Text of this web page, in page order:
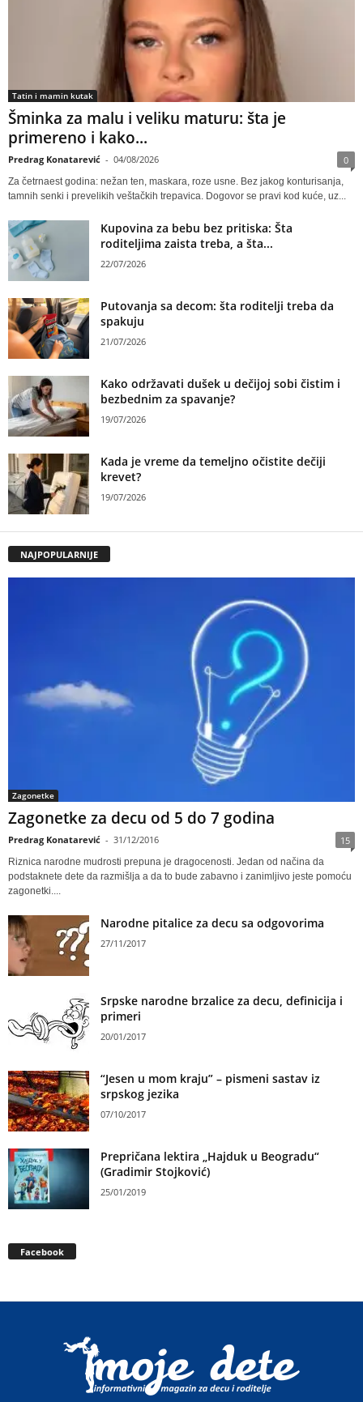
Tatin i mamin kutak
Šminka za malu i veliku maturu: šta je
primereno i kako...
Predrag Konatarević - 04/08/2026 0
Za četrnaest godina: nežan ten, maskara, roze usne. Bez jakog konturisanja,
tamnih senki i prevelikih veštačkih trepavica. Dogovor se pravi kod kuće, uz...
Kupovina za bebu bez pritiska: Šta
roditeljima zaista treba, a šta...
22/07/2026
Putovanja sa decom: šta roditelji treba da
spakuju
21/07/2026
Kako održavati dušek u dečijoj sobi čistim i
bezbednim za spavanje?
19/07/2026
Kada je vreme da temeljno očistite dečiji
krevet?
19/07/2026
NAJPOPULARNIJE
Zagonetke
Zagonetke za decu od 5 do 7 godina
Predrag Konatarević - 31/12/2016 15
Riznica narodne mudrosti prepuna je dragocenosti. Jedan od načina da
podstaknete dete da razmišlja a da to bude zabavno i zanimljivo jeste pomoću
zagonetki....
Narodne pitalice za decu sa odgovorima
27/11/2017
Srpske narodne brzalice za decu, definicija i
primeri
20/01/2017
“Jesen u mom kraju” – pismeni sastav iz
srpskog jezika
07/10/2017
Prepričana lektira „Hajduk u Beogradu“
(Gradimir Stojković)
25/01/2019
Facebook